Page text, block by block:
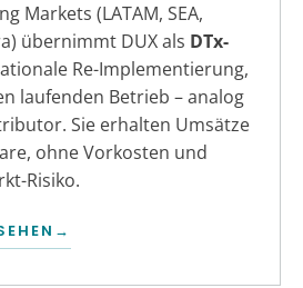
Markets (LATAM, SEA,
übernimmt DUX als DTx-
Re-Implementierung,
laufenden Betrieb – analog
Sie erhalten Umsätze
ohne Vorkosten und
Risiko.
→